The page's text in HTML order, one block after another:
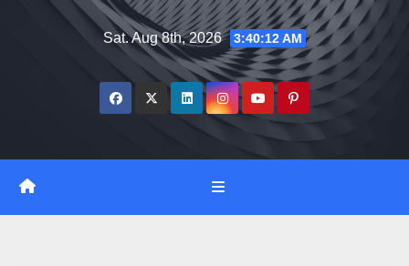
Sat. Aug 8th, 2026 3:40:13 AM